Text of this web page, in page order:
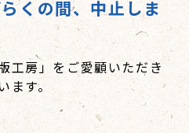
くの間、中止しま
工房」をご愛顧いただき
す。